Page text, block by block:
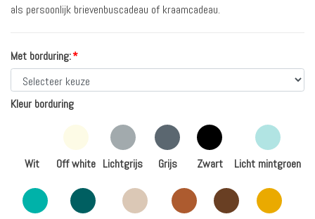
als persoonlijk brievenbuscadeau of kraamcadeau.
Met borduring:*
Kleur borduring
Wit Off white Lichtgrijs Grijs Zwart Licht mintgroen